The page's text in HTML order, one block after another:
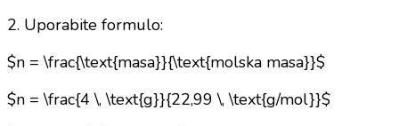
2. Uporabite formulo:
$n = \frac{\text{masa}}{\text{molska masa}}$
$n = \frac{4 \, \text{g}}{22,99 \, \text{g/mol}}$